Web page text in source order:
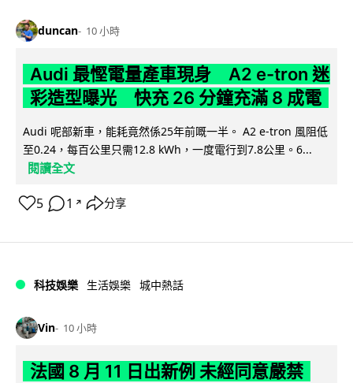
duncan 10 小時
Audi 最慳電量產車現身 A2 e-tron 迷
彩造型曝光 快充 26 分鐘充滿 8 成電
Audi 呢部新車，能耗竟然係25年前嘅一半。 A2 e-tron 風阻低
至0.24，每百公里只需12.8 kWh，一度電行到7.8公里。6...
閱讀全文
5 1 ↗ 分享
科技娛樂 生活娛樂 城中熱話
Vin 10 小時
法國 8 月 11 日出新例 未經同意嚴禁